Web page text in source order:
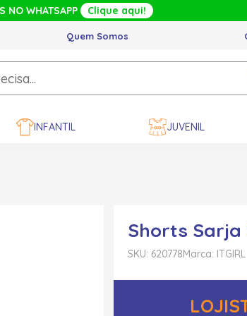
NO WHATSAPP Clique aqui!
Quem Somos
INFANTIL JUVENIL
Shorts Sarja
SKU: 620778Marca: ITGIRL